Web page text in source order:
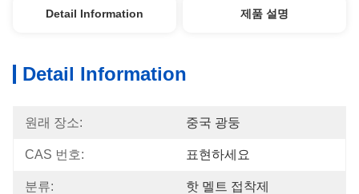
Detail Information 제품 설명
Detail Information
원래 장소: 중국 광둥
CAS 번호: 표현하세요
분류: 핫 멜트 접착제